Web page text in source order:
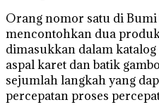
Orang nomor satu di Bumi
mencontohkan dua
dimasukkan dalam
aspal karet dan batik
sejumlah langkah yang
percepatan proses